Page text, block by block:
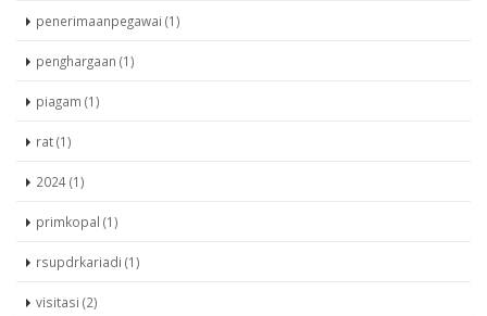
penerimaanpegawai (1)
penghargaan (1)
piagam (1)
rat (1)
2024 (1)
primkopal (1)
rsupdrkariadi (1)
visitasi (2)